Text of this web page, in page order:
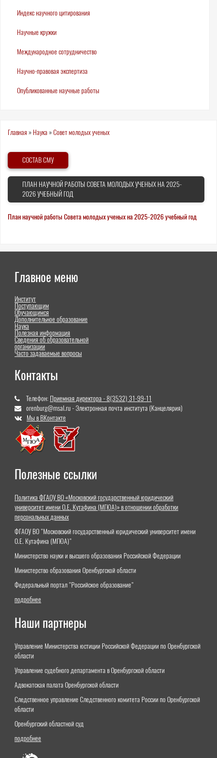
Индекс научного цитирования
Научные кружки
Международное сотрудничество
Научно-правовая экспертиза
Опубликованные научные работы
Вы
здесь
Главная » Наука »Совет молодых ученых
СОСТАВ СМУ
ПЛАН НАУЧНОЙ РАБОТЫ СОВЕТА МОЛОДЫХ УЧЕНЫХ НА 2025-
2026 УЧЕБНЫЙ ГОД
План научной работы Совета молодых ученых на 2025-2026 учебный год
Главное меню
Институт
Поступающим
Обучающимся
Дополнительное образование
Наука
Полезная информация
Сведения об образовательной
организации
Часто задаваемые вопросы
Контакты
Телефон: Приемная директора - 8(3532) 31-99-11
orenburg@msal.ru - Электронная почта института (Канцелярия)
Мы в ВКонтакте
Полезные ссылки
Политика ФГАОУ ВО «Московский государственный юридический
университет имени О.Е. Кутафина (МГЮА)» в отношении обработки
персональных данных
ФГАОУ ВО "Московский государственный юридический университет имени
О.Е. Кутафина (МГЮА)"
Министерство науки и высшего образования Российской Федерации
Министерство образования Оренбургской области
Федеральный портал "Российское образование"
подробнее
Наши партнеры
Управление Министерства юстиции Российской Федерации по Оренбургской
области
Управление судебного департамента в Оренбургской области
Адвокатская палата Оренбургской области
Следственное управление Следственного комитета России по Оренбургской
области
Оренбургский областной суд
подробнее